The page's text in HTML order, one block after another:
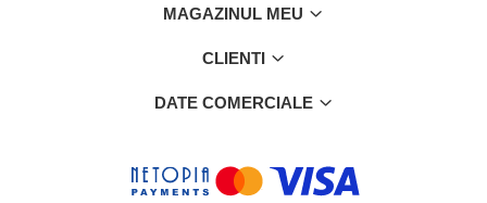
MAGAZINUL MEU
CLIENTI
DATE COMERCIALE